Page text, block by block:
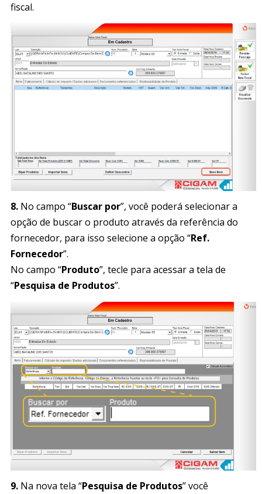
fiscal.
8. No campo “Buscar por”, você poderá selecionar a
opção de buscar o produto através da referência do
fornecedor, para isso selecione a opção “Ref.
Fornecedor”.
No campo “Produto”, tecle para acessar a tela de
“Pesquisa de Produtos”.
9. Na nova tela “Pesquisa de Produtos” você